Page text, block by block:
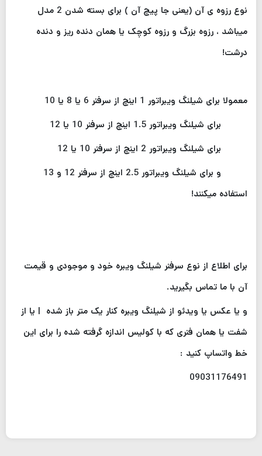
نوع رزوه ی آن (یعنی جا پیچ آن ) برای بسته شدن 2 مدل
میباشد ، رزوه بزرگ و رزوه کوچک یا همان دنده ریز و دنده
درشت!
معمولا برای شیلنگ ویبراتور 1 اینچ از سرفنر 6 یا 8 یا 10
برای شیلنگ ویبراتور 1.5 اینچ از سرفنر 10 یا 12
برای شیلنگ ویبراتور 2 اینچ از سرفنر 10 یا 12
و برای شیلنگ ویبراتور 2.5 اینچ از سرفنر 12 و 13
استفاده میکنند!
برای اطلاع از نوع سرفنر شیلنگ ویبره خود و موجودی و قیمت
آن با ما تماس بگیرید.
و یا عکس یا ویدئو از شیلنگ ویبره کنار یک متر باز شده | یا از
شفت یا همان فنری که با کولیس اندازه گرفته شده را برای این
خط واتساپ کنید :
09031176491